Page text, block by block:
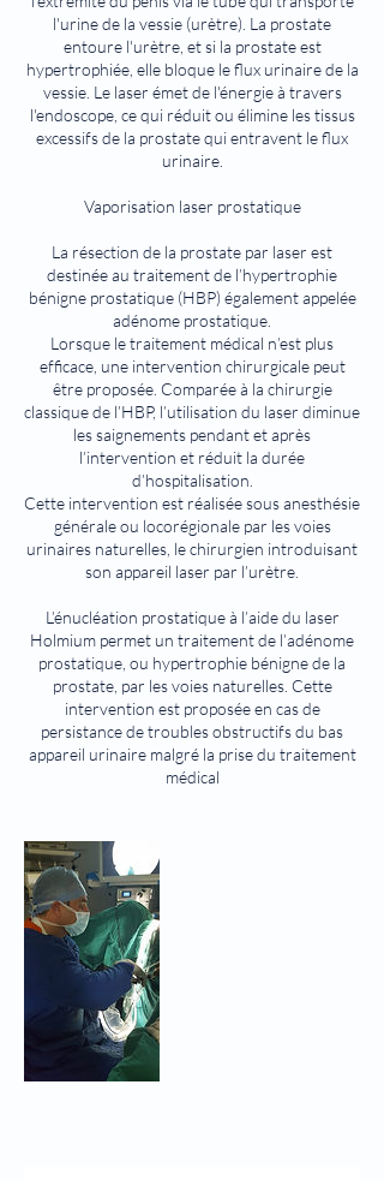
l'urine de la vessie (urètre). La prostate
entoure l'urètre, et si la prostate est
hypertrophiée, elle bloque le flux urinaire de la
vessie. Le laser émet de l'énergie à travers
l'endoscope, ce qui réduit ou élimine les tissus
excessifs de la prostate qui entravent le flux
urinaire.
Vaporisation laser prostatique
La résection de la prostate par laser est
destinée au traitement de l’hypertrophie
bénigne prostatique (HBP) également appelée
adénome prostatique.
Lorsque le traitement médical n’est plus
efficace, une intervention chirurgicale peut
être proposée. Comparée à la chirurgie
classique de l’HBP, l’utilisation du laser diminue
les saignements pendant et après
l’intervention et réduit la durée
d’hospitalisation.
Cette intervention est réalisée sous anesthésie
générale ou locorégionale par les voies
urinaires naturelles, le chirurgien introduisant
son appareil laser par l’urètre.
L’énucléation prostatique à l’aide du laser
Holmium permet un traitement de l’adénome
prostatique, ou hypertrophie bénigne de la
prostate, par les voies naturelles. Cette
intervention est proposée en cas de
persistance de troubles obstructifs du bas
appareil urinaire malgré la prise du traitement
médical